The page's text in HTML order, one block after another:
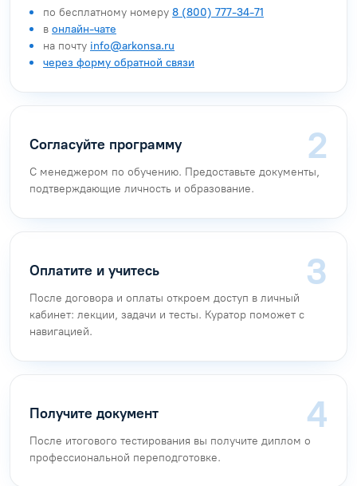
по бесплатному номеру 8 (800) 777-34-71
в онлайн-чате
на почту info@arkonsa.ru
через форму обратной связи
Согласуйте программу
С менеджером по обучению. Предоставьте документы,
подтверждающие личность и образование.
Оплатите и учитесь
После договора и оплаты откроем доступ в личный
кабинет: лекции, задачи и тесты. Куратор поможет с
навигацией.
Получите документ
После итогового тестирования вы получите диплом о
профессиональной переподготовке.